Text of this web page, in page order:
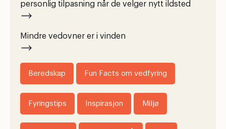
personlig tilpasning når de velger nytt ildsted
Mindre vedovner er i vinden
Beredskap Fun Facts om vedfyring
Fyringstips Inspirasjon Miljø